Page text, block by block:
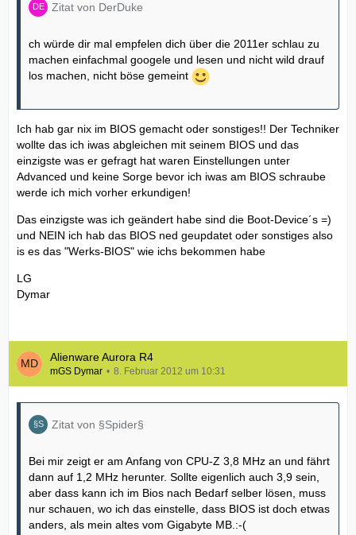
Zitat von DerDuke
ch würde dir mal empfelen dich über die 2011er schlau zu
machen einfachmal googele und lesen und nicht wild drauf
los machen, nicht böse gemeint
Ich hab gar nix im BIOS gemacht oder sonstiges!! Der Techniker
wollte das ich iwas abgleichen mit seinem BIOS und das
einzigste was er gefragt hat waren Einstellungen unter
Advanced und keine Sorge bevor ich iwas am BIOS schraube
werde ich mich vorher erkundigen!
Das einzigste was ich geändert habe sind die Boot-Device´s =)
und NEIN ich hab das BIOS ned geupdatet oder sonstiges also
is es das "Werks-BIOS" wie ichs bekommen habe
LG
Dymar
Alienware Aurora R4
mGS Dymar 8. Februar 2012 um 10:31
Zitat von §Spider§
Bei mir zeigt er am Anfang von CPU-Z 3,8 MHz an und fährt
dann auf 1,2 MHz herunter. Sollte eigenlich auch 3,9 sein,
aber dass kann ich im Bios nach Bedarf selber lösen, muss
nur schauen, wo ich das einstelle, dass BIOS ist doch etwas
anders, als mein altes vom Gigabyte MB.:-(